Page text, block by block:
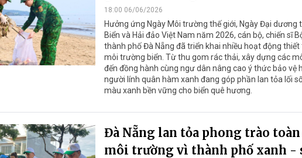
18:00 06/06/2026
Hưởng ứng Ngày Môi trường thế giới, Ngày Đại dương
Biển và Hải đảo Việt Nam năm 2026, cán bộ, chiến sĩ
thành phố Đà Nẵng đã triển khai nhiều hoạt động
môi trường biển. Từ thu gom rác thải, xây dựng các
đến đồng hành cùng ngư dân nâng cao ý thức bảo vệ
người lính quân hàm xanh đang góp phần lan tỏa lối
màu xanh bền vững cho biển quê hương.
Đà Nẵng lan tỏa phong trào toàn
môi trường vì thành phố xanh -